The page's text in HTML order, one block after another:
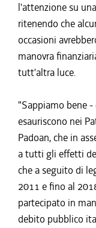
l'attenzione su
ritenendo che
occasioni
manovra
tutt'altra luce.
"Sappiamo bene
esauriscono nei
Padoan, che in
a tutti gli effetti
che a seguito di
2011 e fino al
partecipato in
debito pubblico